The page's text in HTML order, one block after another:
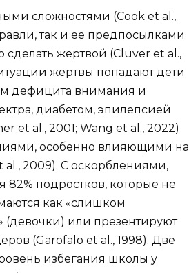
сложностями (Cook et al.,
так и ее предпосылками
жертвой (Cluver et al.,
жертвы попадают дети
дефицита внимания и
диабетом, эпилепсией
et al., 2001; Wang et al., 2022)
особенно влияющими на
al., 2009). С оскорблениями,
подростков, которые не
как «слишком
или презентируют
(Garofalo et al., 1998). Две
избегания школы у